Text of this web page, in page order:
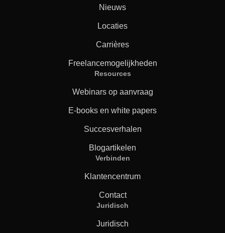
Nieuws
Locaties
Carrières
Freelancemogelijkheden
Resources
Webinars op aanvraag
E-books en white papers
Succesverhalen
Blogartikelen
Verbinden
Klantencentrum
Contact
Juridisch
Juridisch